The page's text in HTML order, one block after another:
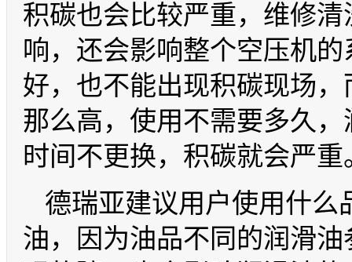
积碳也会比较严重，维修
响，还会影响整个空压机
好，也不能出现积碳现场
那么高，使用不需要多久
时间不更换，积碳就会严重
德瑞亚建议用户使用什么
油，因为油品不同的润滑